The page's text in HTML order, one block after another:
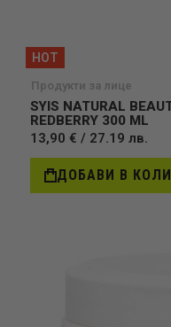
HOT
Продукти за лице
SYIS NATURAL
REDBERRY 300 ML
13,90 € / 27.19 лв.
ДОБАВИ В